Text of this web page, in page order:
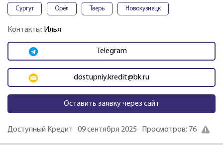
Сургут Орёл Тверь Новокузнецк
Контакты: Илья
Telegram
dostupniy.kredit@bk.ru
Оставить заявку через сайт
Доступный Кредит 09 сентября 2025 Просмотров: 76